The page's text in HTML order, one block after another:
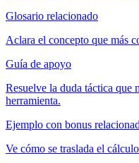
Glosario relacionado
Aclara el concepto que más
Guía de apoyo
Resuelve la duda táctica que
herramienta.
Ejemplo con bonus
Ve cómo se traslada el